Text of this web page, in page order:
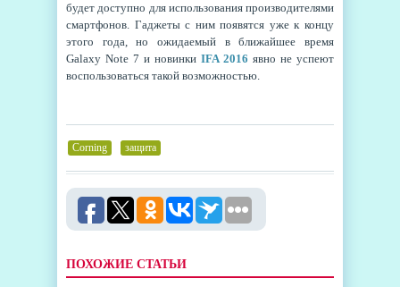
будет доступно для использования производителями
смартфонов. Гаджеты с ним появятся уже к концу
этого года, но ожидаемый в ближайшее время
Galaxy Note 7 и новинки IFA 2016 явно не успеют
воспользоваться такой возможностью.
Corning защита
ПОХОЖИЕ СТАТЬИ